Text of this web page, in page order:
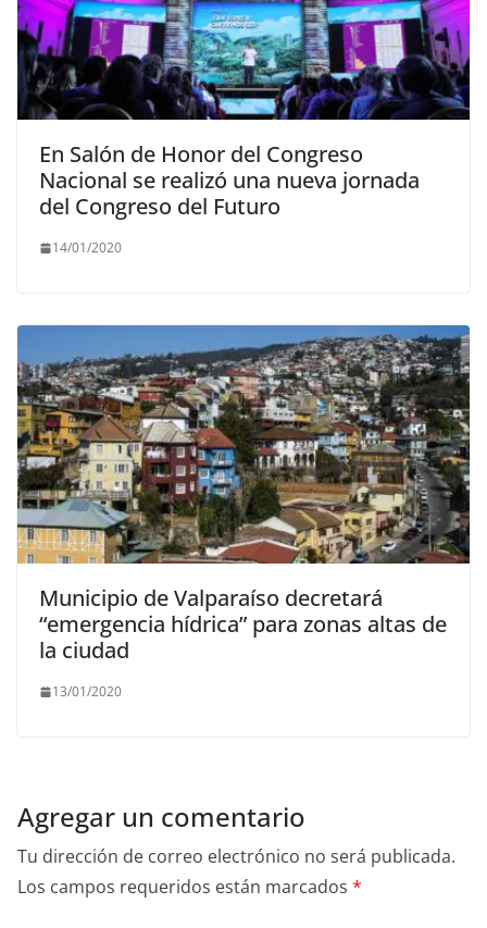
En Salón de Honor del Congreso
Nacional se realizó una nueva jornada
del Congreso del Futuro
14/01/2020
Municipio de Valparaíso decretará
“emergencia hídrica” para zonas altas de
la ciudad
13/01/2020
Agregar un comentario
Tu dirección de correo electrónico no será publicada.
Los campos requeridos están marcados *